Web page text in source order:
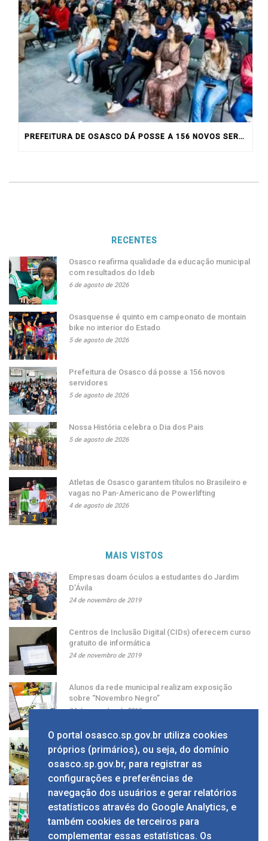
PREFEITURA DE OSASCO DÁ POSSE A 156 NOVOS SERVIDORES
RECENTES
Osasco reafirma qualidade da educação municipal
com resultados do Ideb
6 de agosto de 2026
Osasquense é quinto em campeonato de montain
bike no interior do Estado
5 de agosto de 2026
Prefeitura de Osasco dá posse a 156 novos
servidores
5 de agosto de 2026
Nossa História celebra o Dia dos Pais
5 de agosto de 2026
Atletas de Osasco garantem títulos no Brasileiro e
vagas no Pan-Americano de Powerlifting
4 de agosto de 2026
MAIS VISTOS
Empresas doam óculos a estudantes do Jardim
D’Ávila
24 de novembro de 2019
Centros de Inclusão Digital (CIDs) oferecem curso
gratuito de informática
24 de novembro de 2019
Alunos da rede municipal realizam exposição
sobre “Novembro Negro”
24 de novembro de 2019
Grupo apresenta ao prefeito sugestão de alíquota
única de ISS
24 de novembro de 2019
Solenidade em comemoração ao Dia da Bandeira
no Calçadão
24 de novembro de 2019
O portal osasco.sp.gov.br utiliza cookies
próprios (primários), ou seja, do domínio
osasco.sp.gov.br, para registrar as
configurações e preferências de
navegação dos usuários e gerar relatórios
estatísticos através do Google Analytics, e
também cookies de terceiros para
complementar essas estatísticas. Os